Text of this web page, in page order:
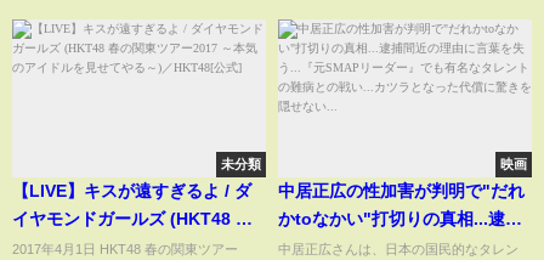
未分類
【LIVE】キスが遠すぎるよ / ダ
イヤモンドガールズ (HKT48 春
の関東ツアー2017 ～本気のアイ
2017年4月1日 HKT48 春の関東ツアー
映画
中居正広の性加害が判明で"だれ
かtoなかい"打切りの真相...逮捕
間近の理由に言葉を失う...『元
中居正広さんは、日本の国民的なタレン